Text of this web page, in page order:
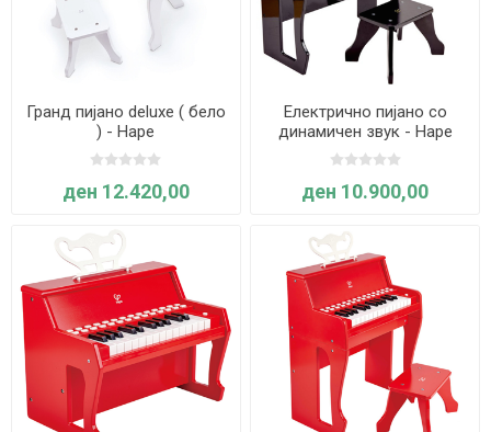
Гранд пијано deluxe ( бело
) - Hape
ден 12.420,00
Електрично пијано со
динамичен звук - Hape
ден 10.900,00